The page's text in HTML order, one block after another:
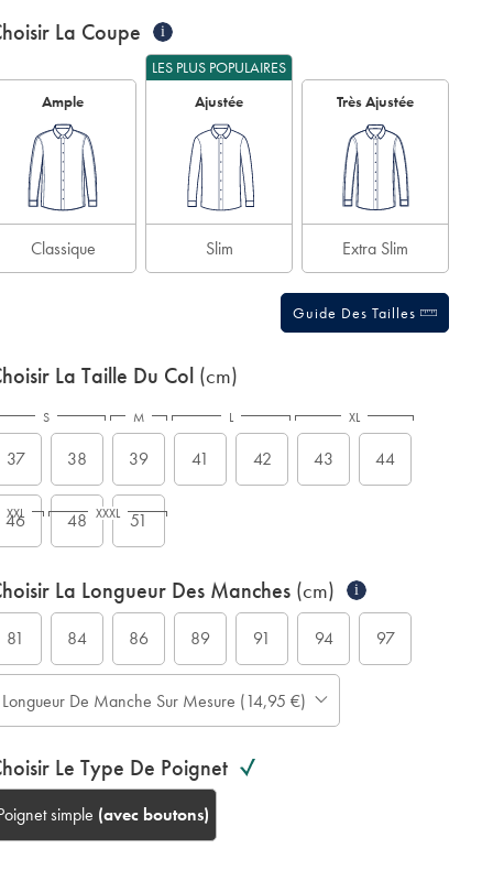
La Coupe i
Ample
Classique
LES PLUS POPULAIRES
Ajustée
Slim
Très Ajustée
Extra Slim
Guide Des Tailles
La Taille Du Col (cm)
37 38 39 41 42 43 44
46 48 51
S M L XL
XXL XXXL
La Longueur Des Manches (cm) i
81 84 86 89 91 94 97
Longueur De Manche Sur Mesure (14,95 €)
Le Type De Poignet
simple (avec boutons)